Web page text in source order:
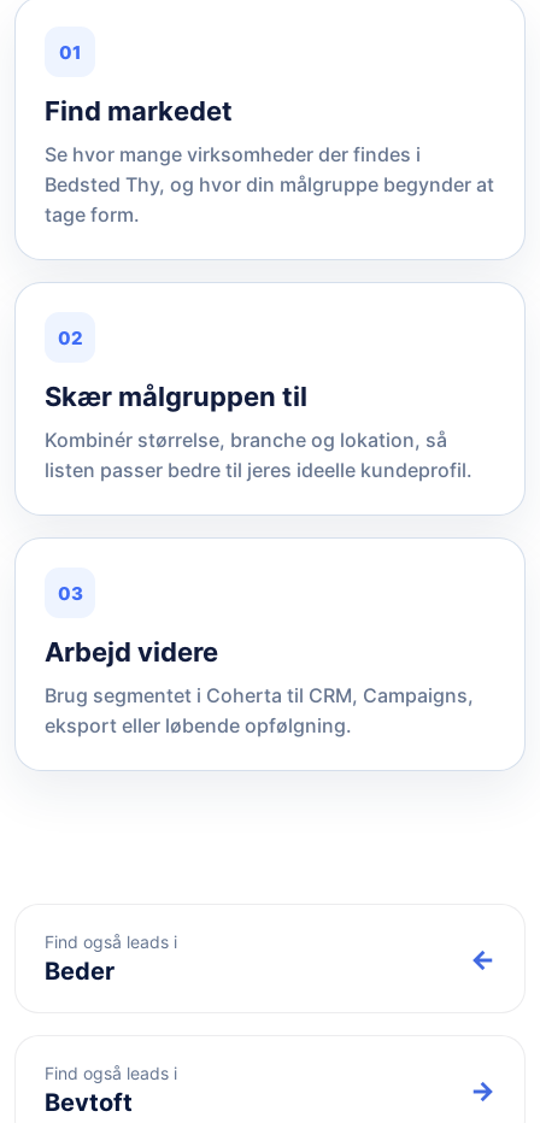
01
Find markedet
Se hvor mange virksomheder der findes i
Bedsted Thy, og hvor din målgruppe begynder at
tage form.
02
Skær målgruppen til
Kombinér størrelse, branche og lokation, så
listen passer bedre til jeres ideelle kundeprofil.
03
Arbejd videre
Brug segmentet i Coherta til CRM, Campaigns,
eksport eller løbende opfølgning.
Find også leads i
Beder ←
Find også leads i
Bevtoft →